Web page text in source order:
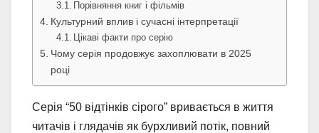
Порівняння книг і фільмів
Культурний вплив і сучасні інтерпретації
Цікаві факти про серію
Чому серія продовжує захоплювати в 2025
році
Серія “50 відтінків сірого” вривається в життя
читачів і глядачів як бурхливий потік, повний